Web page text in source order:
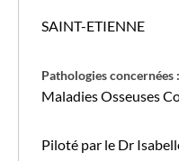
SAINT-ETIENNE
Pathologies concernées :
Maladies Osseuses
Piloté par le Dr